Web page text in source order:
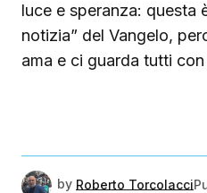
luce e speranza: questa
notizia” del Vangelo,
ama e ci guarda tutti
by Roberto Torcolacci